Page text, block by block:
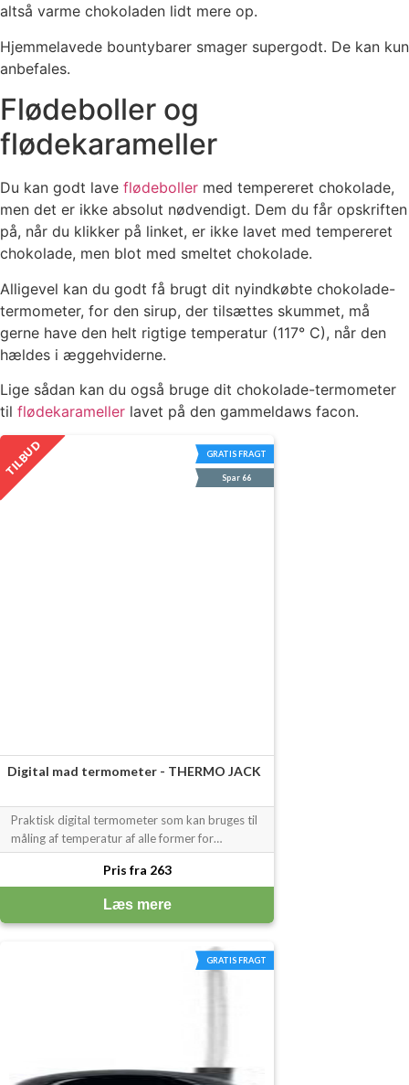
altså varme chokoladen lidt mere op.
Hjemmelavede bountybarer smager supergodt. De kan kun
anbefales.
Flødeboller og
flødekarameller
Du kan godt lave flødeboller med tempereret chokolade,
men det er ikke absolut nødvendigt. Dem du får opskriften
på, når du klikker på linket, er ikke lavet med tempereret
chokolade, men blot med smeltet chokolade.
Alligevel kan du godt få brugt dit nyindkøbte chokolade-
termometer, for den sirup, der tilsættes skummet, må
gerne have den helt rigtige temperatur (117° C), når den
hældes i æggehviderne.
Lige sådan kan du også bruge dit chokolade-termometer
til flødekarameller lavet på den gammeldaws facon.
TILBUD GRATIS FRAGT
Spar 66
Digital mad termometer - THERMO JACK
Praktisk digital termometer som kan bruges til
måling af temperatur af alle former for
madvarer i køkkenet. Det digital termometer
er god til måling af kødets kerne temperatur,
meget andet. Termometeret Thermo
Pris fra 263
Læs mere
GRATIS FRAGT